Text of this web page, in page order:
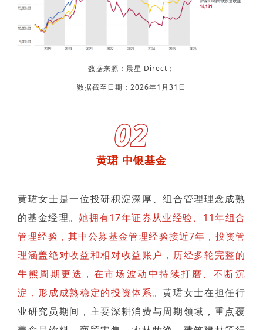
数据来源：晨星 Direct；
数据截至日期：2026年1月31日
02
黄珺 中银基金
黄珺女士是一位投研积淀深厚、组合管理理念成熟
的基金经理。她拥有17年证券从业经验、11年组合
管理经验，其中公募基金管理经验接近7年，投资管
理涵盖绝对收益和相对收益账户，历经多轮完整的
牛熊周期更迭，在市场波动中持续打磨、不断沉
淀，形成成熟稳定的投资体系。黄珺女士在担任行
业研究员期间，主要深耕消费与周期领域，重点覆